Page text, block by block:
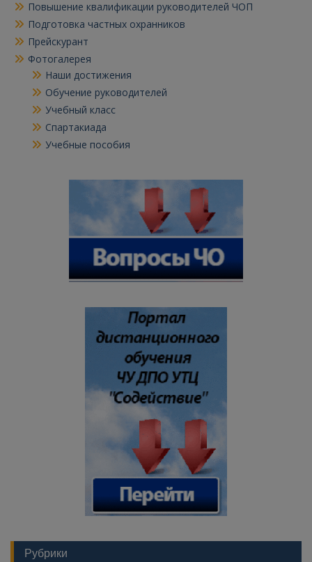
Повышение квалификации руководителей ЧОП
Подготовка частных охранников
Прейскурант
Фотогалерея
Наши достижения
Обучение руководителей
Учебный класс
Спартакиада
Учебные пособия
Рубрики